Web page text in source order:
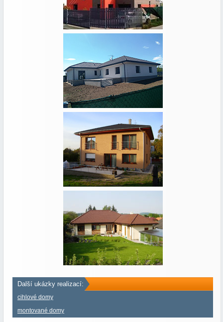
Další ukázky realizací:
cihlové domy
montované domy